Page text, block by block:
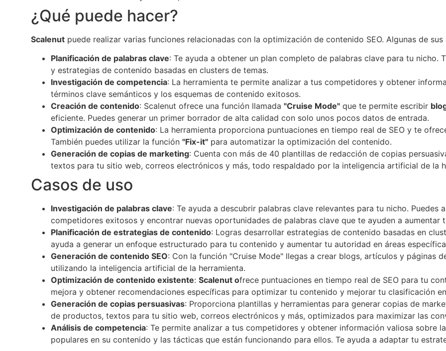
¿Qué puede hacer?
Scalenut puede realizar varias funciones relacionadas con la optimización de contenido SEO. Algunas de
Planificación de palabras clave: Te ayuda a obtener un plan completo de palabras clave para tu nicho.
y estrategias de contenido basadas en clusters de temas.
Investigación de competencia: La herramienta te permite analizar a tus competidores y obtener
términos clave semánticos y los esquemas de contenido exitosos.
Creación de contenido: Scalenut ofrece una función llamada "Cruise Mode" que te permite escribir
eficiente. Puedes generar un primer borrador de alta calidad con solo unos pocos datos de entrada.
Optimización de contenido: La herramienta proporciona puntuaciones en tiempo real de SEO y te
También puedes utilizar la función "Fix-it" para automatizar la optimización del contenido.
Generación de copias de marketing: Cuenta con más de 40 plantillas de redacción de copias
textos para tu sitio web, correos electrónicos y más, todo respaldado por la inteligencia artificial de la
Casos de uso
Investigación de palabras clave: Te ayuda a descubrir palabras clave relevantes para tu nicho. Puedes
competidores exitosos y encontrar nuevas oportunidades de palabras clave que te ayuden a aumentar
Planificación de estrategias de contenido: Logras desarrollar estrategias de contenido basadas en
ayuda a generar un enfoque estructurado para tu contenido y aumentar tu autoridad en áreas
Generación de contenido SEO: Con la función "Cruise Mode" llegas a crear blogs, artículos y páginas
utilizando la inteligencia artificial de la herramienta.
Optimización de contenido existente: Scalenut ofrece puntuaciones en tiempo real de SEO para tu
mejora y obtener recomendaciones específicas para optimizar tu contenido y mejorar tu clasificación
Generación de copias persuasivas: Proporciona plantillas y herramientas para generar copias de
de productos, textos para tu sitio web, correos electrónicos y más, optimizados para maximizar las
Análisis de competencia: Te permite analizar a tus competidores y obtener información valiosa sobre
populares en su contenido y las tácticas que están funcionando para ellos. Te ayuda a adaptar tu